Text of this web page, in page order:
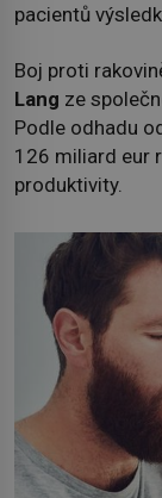
pacientů
Boj proti
Lang ze
Podle odhadu
126 miliard eur
produktivity.